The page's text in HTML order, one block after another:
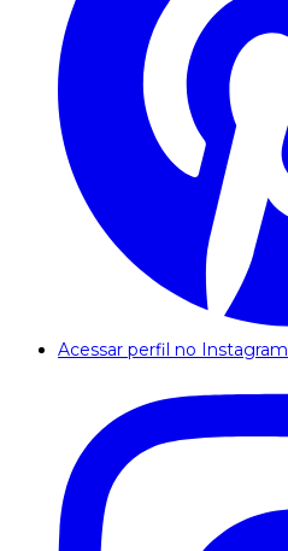
Acessar perfil no Instagram